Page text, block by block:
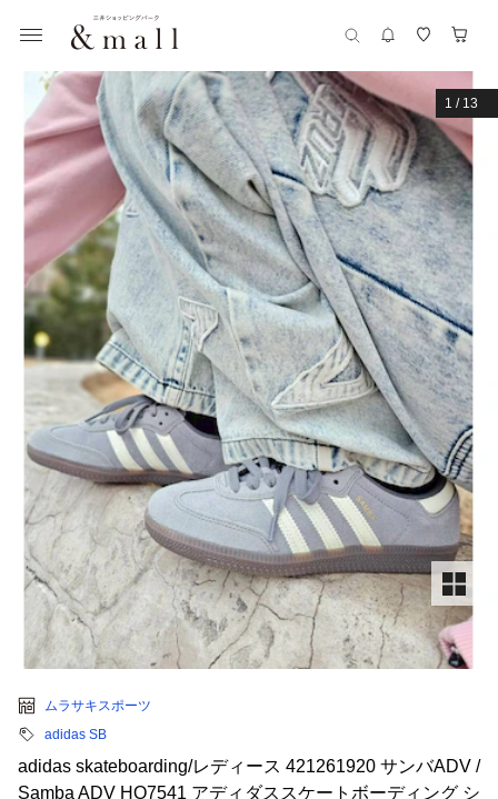
1 / 13
ムラサキスポーツ
adidas SB
adidas skateboarding/レディース 421261920 サンバADV /
Samba ADV HQ7541 アディダススケートボーディング シ